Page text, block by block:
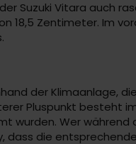
Suzuki Vitara auch
18,5 Zentimeter. Im
der Klimaanlage,
Pluspunkt besteht
wurden. Wer
dass die